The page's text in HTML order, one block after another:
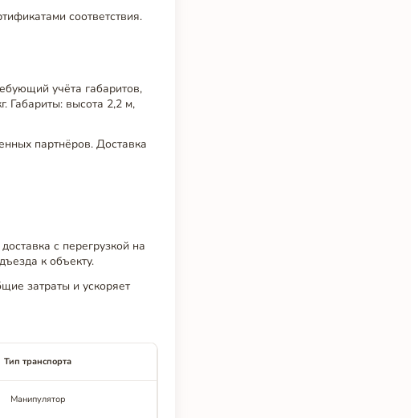
соответствия.
учёта габаритов,
Габариты: высота 2,2 м,
партнёров. Доставка
с перегрузкой на
к объекту.
затраты и ускоряет
Тип транспорта
Манипулятор